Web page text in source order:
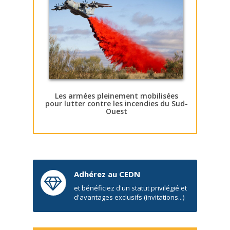
Les armées pleinement mobilisées
pour lutter contre les incendies du Sud-
Ouest
Adhérez au CEDN
et bénéficiez d'un statut privilégié et
d'avantages exclusifs (invitations...)